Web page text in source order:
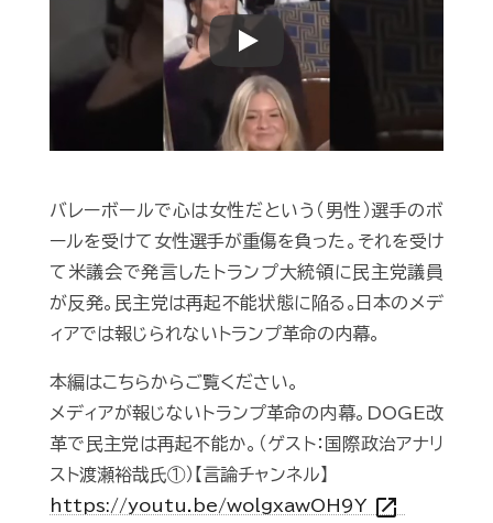
Play
バレーボールで心は女性だという（男性）選手のボ
ールを受けて女性選手が重傷を負った。それを受け
て米議会で発言したトランプ大統領に民主党議員
が反発。民主党は再起不能状態に陥る｡日本のメデ
ィアでは報じられないトランプ革命の内幕。
本編はこちらからご覧ください。
メディアが報じないトランプ革命の内幕。DOGE改
革で民主党は再起不能か。（ゲスト：国際政治アナリ
スト渡瀬裕哉氏①）【言論チャンネル】
https://youtu.be/wolgxawOH9Y open_in_new